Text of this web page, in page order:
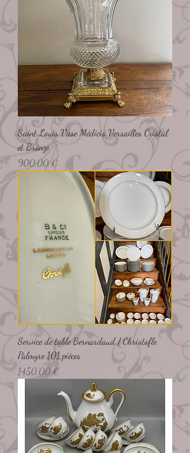
Saint Louis Vase Médicis Versailles Cristal
et Bronze
Preço
900,00 €
Service de table Bernardaud / Christofle
Palmyre 101 pièces
Preço
1450,00 €